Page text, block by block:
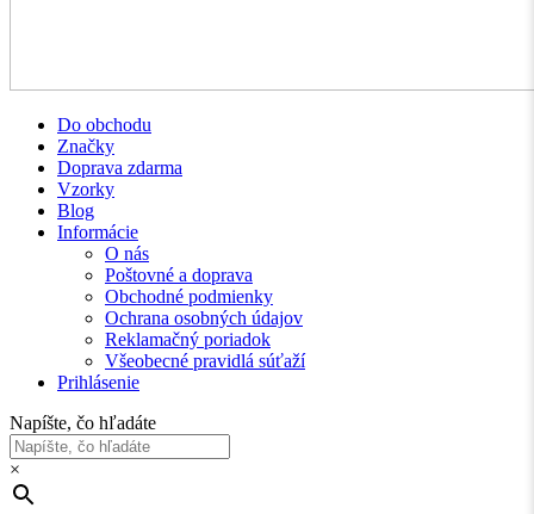
Do obchodu
Značky
Doprava zdarma
Vzorky
Blog
Informácie
O nás
Poštovné a doprava
Obchodné podmienky
Ochrana osobných údajov
Reklamačný poriadok
Všeobecné pravidlá súťaží
Prihlásenie
Napíšte, čo hľadáte
×